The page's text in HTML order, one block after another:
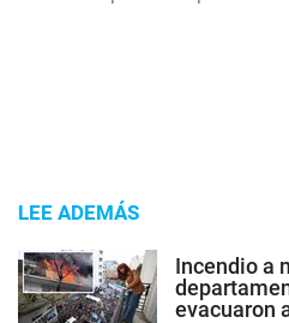
LEE ADEMÁS
Incendio a
evacuaron